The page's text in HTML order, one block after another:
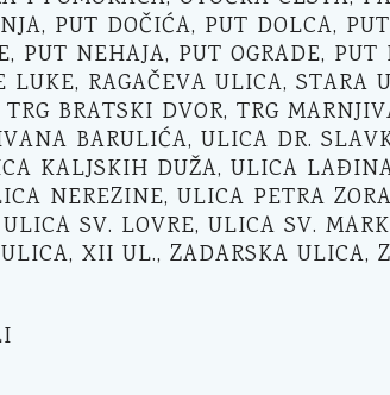
PUT DOČIĆA, PUT DOLCA,
PUT NEHAJA, PUT OGRADE, PUT
RAGAČEVA ULICA, STARA
BRATSKI DVOR, TRG
BARULIĆA, ULICA DR.
KALJSKIH DUŽA, ULICA
NEREZINE, ULICA PETRA
SV. LOVRE, ULICA SV.
XII UL., ZADARSKA ULICA,